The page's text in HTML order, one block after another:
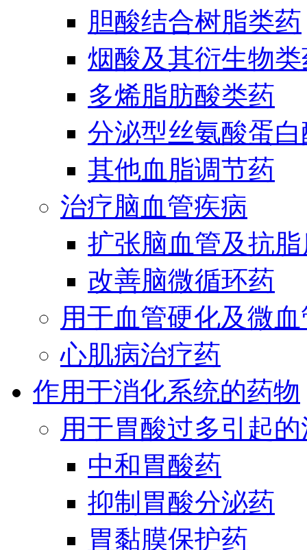
胆酸结合树脂类药
烟酸及其衍生物
多烯脂肪酸类药
分泌型丝氨酸蛋
其他血脂调节药
治疗脑血管疾病
扩张脑血管及抗
改善脑微循环药
用于血管硬化及微
心肌病治疗药
作用于消化系统的药物
用于胃酸过多引起
中和胃酸药
抑制胃酸分泌药
胃黏膜保护药